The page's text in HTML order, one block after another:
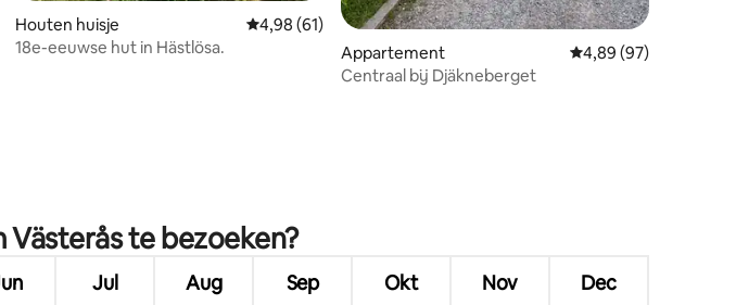
Houten huisje Gemiddelde beoordeling van 4,98 op 5, 61 recensies
4,98 (61)
18e-eeuwse hut in Hästlösa.
Appartement Gemiddelde
4,89 (97)
Centraal bij Djäkneberget
te bezoeken?
Jul Aug Sep Okt Nov Dec